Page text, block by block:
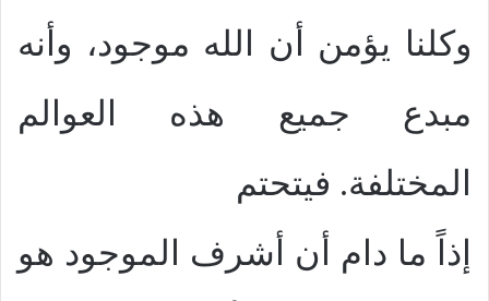
وكلنا يؤمن أن الله موجود، وأنه
مبدع جميع هذه العوالم
المختلفة. فيتحتم
إذاً ما دام أن أشرف الموجود هو